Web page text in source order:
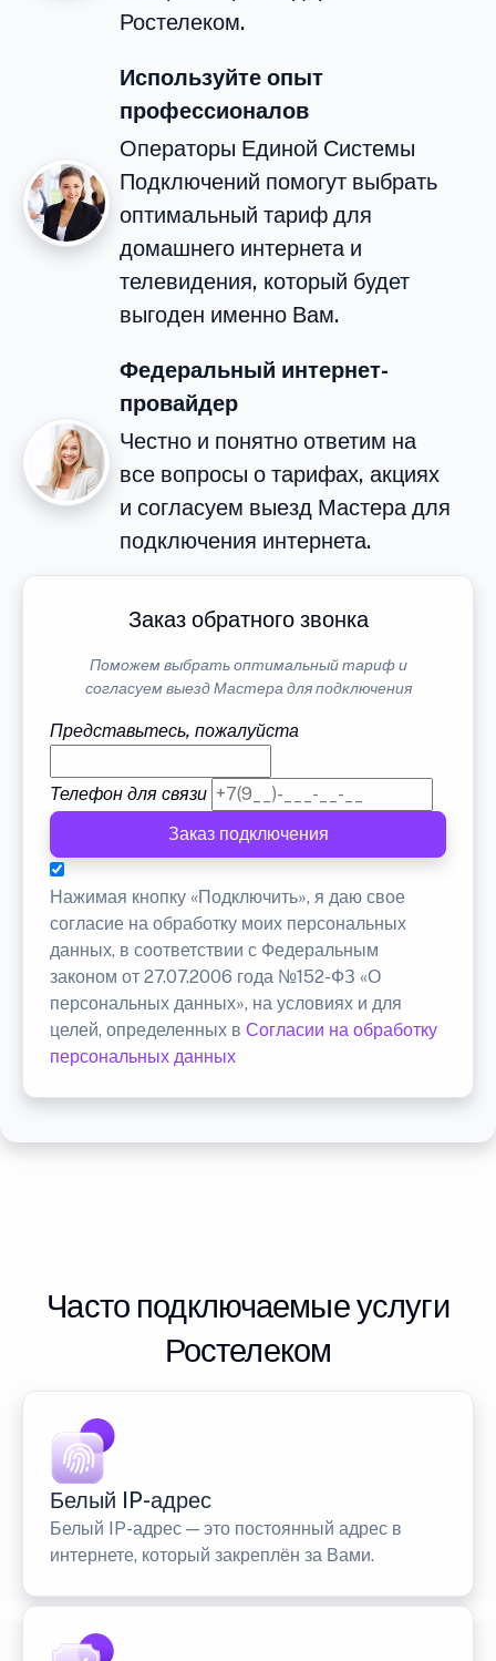
Ростелеком.
Используйте опыт
профессионалов
Операторы Единой Системы
Подключений помогут выбрать
оптимальный тариф для
домашнего интернета и
телевидения, который будет
выгоден именно Вам.
Федеральный интернет-
провайдер
Честно и понятно ответим на
все вопросы о тарифах, акциях
и согласуем выезд Мастера для
подключения интернета.
Заказ обратного звонка
Поможем выбрать оптимальный тариф и
согласуем выезд Мастера для подключения
Представьтесь, пожалуйста
Телефон для связи
Заказ подключения
Нажимая кнопку «Подключить», я даю свое
согласие на обработку моих персональных
данных, в соответствии с Федеральным
законом от 27.07.2006 года №152-ФЗ «О
персональных данных», на условиях и для
целей, определенных в Согласии на обработку
персональных данных
Часто подключаемые услуги
Ростелеком
Белый IP-адрес
Белый IP-адрес — это постоянный адрес в
интернете, который закреплён за Вами.